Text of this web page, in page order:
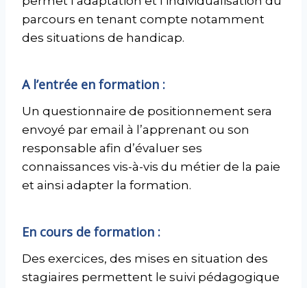
parcours en tenant compte notamment
des situations de handicap.
A l’entrée en formation :
Un questionnaire de positionnement sera
envoyé par email à l’apprenant ou son
responsable afin d’évaluer ses
connaissances vis-à-vis du métier de la paie
et ainsi adapter la formation.
En cours de formation :
Des exercices, des mises en situation des
stagiaires permettent le suivi pédagogique